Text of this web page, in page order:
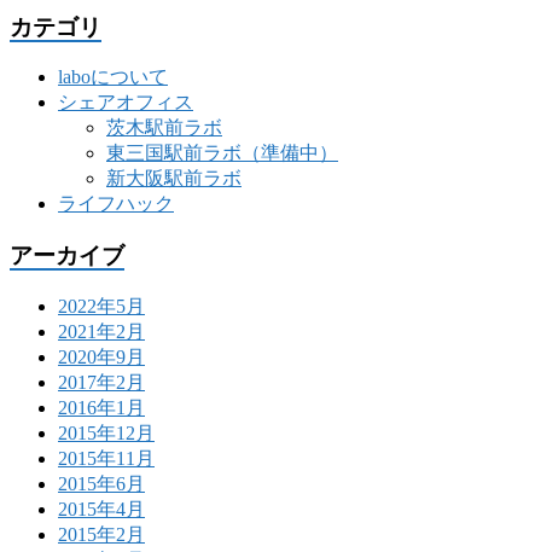
カテゴリ
laboについて
シェアオフィス
茨木駅前ラボ
東三国駅前ラボ（準備中）
新大阪駅前ラボ
ライフハック
アーカイブ
2022年5月
2021年2月
2020年9月
2017年2月
2016年1月
2015年12月
2015年11月
2015年6月
2015年4月
2015年2月